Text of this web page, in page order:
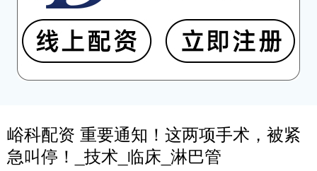
峪科配资 重要通知！这两项手术，被紧
急叫停！_技术_临床_淋巴管